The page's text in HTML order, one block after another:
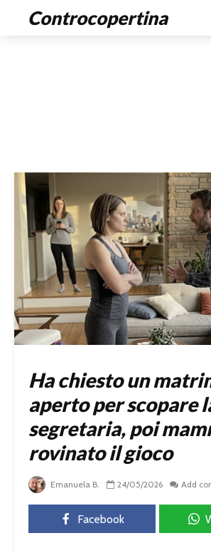
Controcopertina
Ha chiesto un
aperto per scopare
segretaria, poi
rovinato il gioco
Emanuela B. 24/05/2026 Add
Facebook